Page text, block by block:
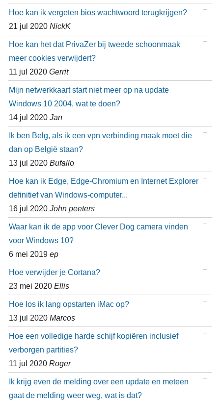
Hoe kan ik vergeten bios wachtwoord terugkrijgen?
21 jul 2020 NickK
Hoe kan het dat PrivaZer bij tweede schoonmaak
meer cookies verwijdert?
11 jul 2020 Gerrit
Mijn netwerkkaart start niet meer op na update
Windows 10 2004, wat te doen?
14 jul 2020 Jan
Ik ben Belg, als ik een vpn verbinding maak moet die
dan op België staan?
13 jul 2020 Bufallo
Hoe kan ik Edge, Edge-Chromium en Internet Explorer
definitief van Windows-computer...
16 jul 2020 John peeters
Waar kan ik de app voor Clever Dog camera vinden
voor Windows 10?
6 mei 2019 ep
Hoe verwijder je Cortana?
23 mei 2020 Ellis
Hoe los ik lang opstarten iMac op?
13 jul 2020 Marcos
Hoe een volledige harde schijf kopiëren inclusief
verborgen partities?
11 jul 2020 Roger
Ik krijg even de melding over een update en meteen
gaat de melding weer weg, wat is dat?